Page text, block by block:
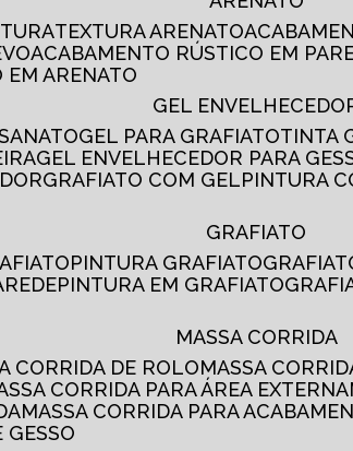
TEXTURA ARENATO
ACABAMENTO RÚSTICO EM
EM ARENATO
GEL
GEL PARA GRAFIATO TINTA
GEL ENVELHECEDOR PARA
GRAFIATO COM GEL
PINTURA
GRAFIATO
PINTURA GRAFIATO
PINTURA EM GRAFIATO
MASSA CORRIDA
CORRIDA DE ROLO MASSA
CORRIDA PARA ÁREA EXTERNA
MASSA CORRIDA PARA
GESSO